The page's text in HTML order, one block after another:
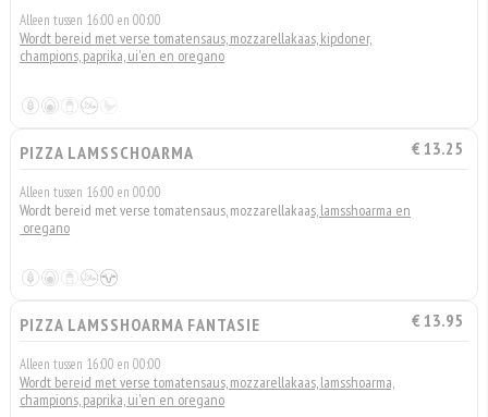
Alleen tussen 16:00 en 00:00
Wordt bereid met verse tomatensaus, mozzarellakaas, kipdoner,
champions, paprika, ui'en en oregano
PIZZA LAMSSCHOARMA € 13.25
Alleen tussen 16:00 en 00:00
Wordt bereid met verse tomatensaus, mozzarellakaas, lamsshoarma en
oregano
PIZZA LAMSSHOARMA FANTASIE € 13.95
Alleen tussen 16:00 en 00:00
Wordt bereid met verse tomatensaus, mozzarellakaas, lamsshoarma,
champions, paprika, ui'en en oregano